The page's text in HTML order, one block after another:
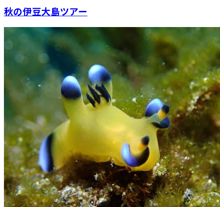
秋の伊豆大島ツアー